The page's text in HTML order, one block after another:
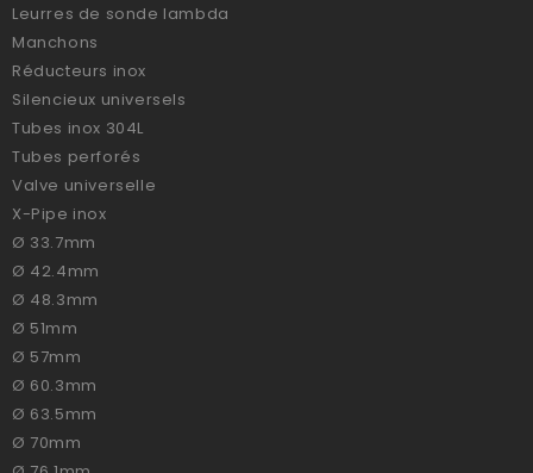
Leurres de sonde lambda
Manchons
Réducteurs inox
Silencieux universels
Tubes inox 304L
Tubes perforés
Valve universelle
X-Pipe inox
Ø 33.7mm
Ø 42.4mm
Ø 48.3mm
Ø 51mm
Ø 57mm
Ø 60.3mm
Ø 63.5mm
Ø 70mm